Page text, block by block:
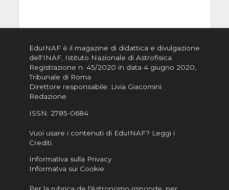
EduINAF è il magazine di didattica e divulgazione
dell'INAF, Istituto Nazionale di Astrofisica.
Registrazione n. 45/2020 in data 4 giugno 2020,
Tribunale di Roma
Direttore responsabile: Livia Giacomini
Redazione
ISSN: 2785-0684
Vuoi usare i contenuti di EduINAF? Leggi i
Crediti.
Informativa sulla Privacy
Informatva sui Cookie